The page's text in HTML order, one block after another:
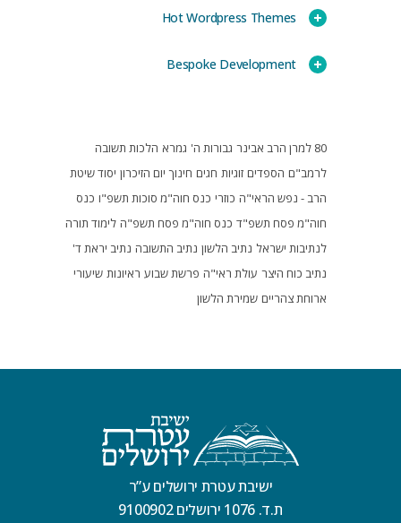
Hot Wordpress Themes
Bespoke Development
80 למרן הרב אבינר גבורות ה' גמרא הלכות תשובה
לרמב"ם הספדים זוגיות חגים חינוך יום הזיכרון יסוד שיטת
הרב - נפש הראי"ה כוזרי כנס חוה"מ סוכות תשפ"ו כנס
חוה"מ פסח תשפ"ד כנס חוה"מ פסח תשפ"ה לימוד תורה
לנתיבות ישראל נתיב הלשון נתיב התשובה נתיב יראת ד'
נתיב כוח היצר עולת ראי"ה פרשת שבוע ראיונות שיעורי
ארוחת צהריים שמירת הלשון
ישיבת עטרת ירושלים ע”ר
ת.ד. 1076 ירושלים 9100902